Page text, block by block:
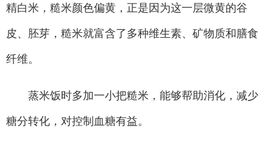
精白米，糙米颜色偏黄，正是因为这一层微黄的谷
皮、胚芽，糙米就富含了多种维生素、矿物质和膳食
纤维。
蒸米饭时多加一小把糙米，能够帮助消化，减少
糖分转化，对控制血糖有益。